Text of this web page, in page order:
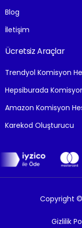
Blog
İletişim
Ücretsiz Araçlar
Trendyol Komisyon
Hepsiburada
Amazon Komisyon
Karekod Oluşturucu
Copyright ©
Gizlilik